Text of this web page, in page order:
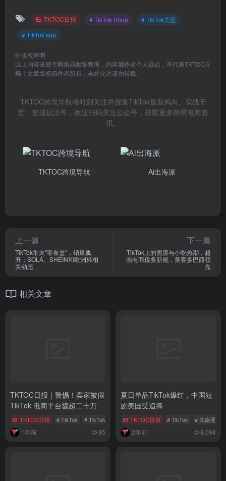
TKTOC日报 # TikTok Shop
# TikTok美区
# TikTok sop
© 版权声明
以上内容来源于网络或收集整理，内容属作者个人观点，不代表TKTOC立
场！文章版权归作者所有，未经允许请勿转载。
TKTOC跨境导航将时刻关注并搜集TikTok最新风向、实战干
货、变现玩法等，欢迎扫码关注公众号，获取更多跨境电商资
讯。
TKTOC跨境导航 Ai出海派
上一篇
TikTok带火"零食盒"，销量飙
升；SOLÁ、SHEIN和欧洲杯相
关动态
下一篇
TikTok上的面膜与小吃热潮，越
南电商税务新规，美客多巴西领
先
相关文章
TKTOC日报｜警惕！卖家被假
TikTok 电商平台骗超二十万
TKTOC日报 # TikTok # TikTok广告 # TKTOC日报
1年前 85
夏日单品TikTok爆红，中国短
剧美国受追捧
TKTOC日报 # TikTok # 东南亚电
2年前 8,094